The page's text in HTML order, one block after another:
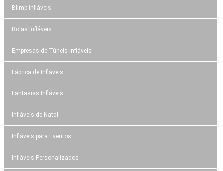
Blimp infláveis
Bolas Infláveis
Empresas de Túneis Infláveis
Fábrica de Infláveis
Fantasias Infláveis
Infláveis de Natal
Infláveis para Eventos
Infláveis Personalizados